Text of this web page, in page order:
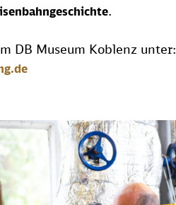
.
DB Museum Koblenz unter: